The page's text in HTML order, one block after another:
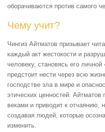
оборачиваются против самого
Чему учит?
Чингиз Айтматов призывает
каждый акт жестокости и
человеку, становясь его
предстоит нести через всю
господстве зла в мире и
этических ценностей. Айтматов
веками и приводит к отчаянию,
создавая людей, которые
изменить.